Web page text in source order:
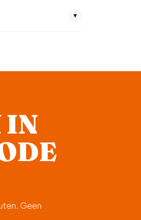
▼
IN
Geen